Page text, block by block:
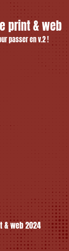
print & web
passer en v.2 !
& web 2024